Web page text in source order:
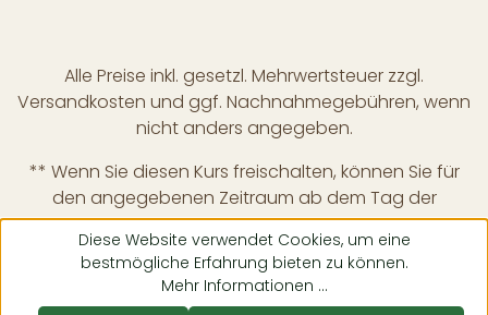
Alle Preise inkl. gesetzl. Mehrwertsteuer zzgl.
Versandkosten und ggf. Nachnahmegebühren, wenn
nicht anders angegeben.
** Wenn Sie diesen Kurs freischalten, können Sie für
den angegebenen Zeitraum ab dem Tag der
Freischaltung auf alle vom Tutor bereitgestellten
Inhalte und digitalen Lernmaterialien innerhalb dieses
Kurses zugreifen. Wenn Sie diesen Kurs für mehr als
einmal kaufen, wird die Abonnementzeit addiert.
Diese Website verwendet Cookies, um eine
bestmögliche Erfahrung bieten zu können.
Mehr Informationen ...